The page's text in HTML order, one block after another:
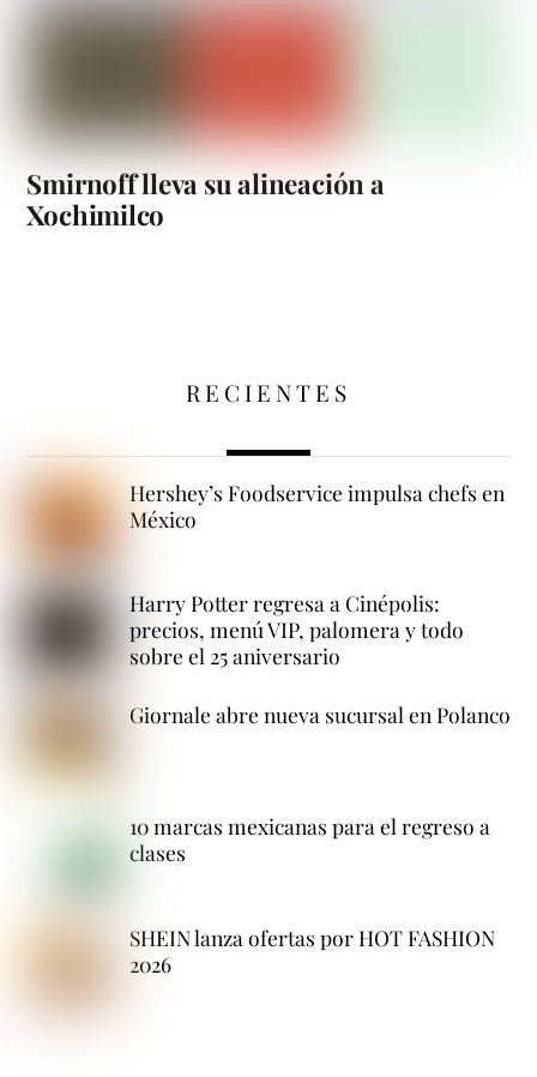
Smirnoff lleva su alineación a
Xochimilco
RECIENTES
Hershey’s Foodservice impulsa chefs en
México
Harry Potter regresa a Cinépolis:
precios, menú VIP, palomera y todo
sobre el 25 aniversario
Giornale abre nueva sucursal en Polanco
10 marcas mexicanas para el regreso a
clases
SHEIN lanza ofertas por HOT FASHION
2026